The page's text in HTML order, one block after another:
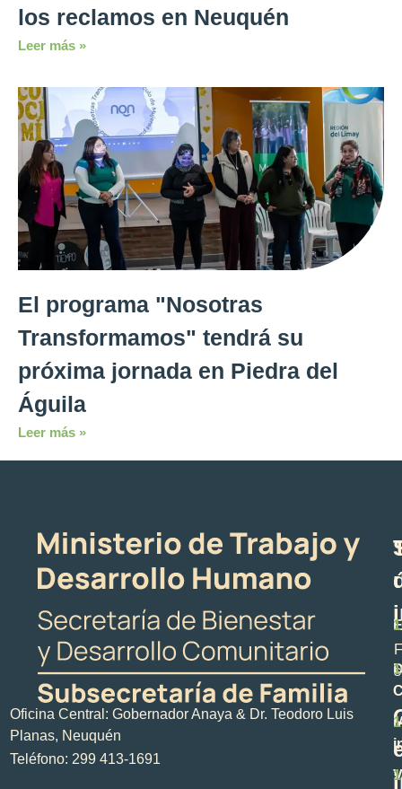
los reclamos en Neuquén
Leer más »
El programa "Nosotras
Transformamos" tendrá su
próxima jornada en Piedra del
Águila
Leer más »
Oficina Central: Gobernador Anaya & Dr. Teodoro Luis
Planas, Neuquén
Teléfono: 299 413-1691